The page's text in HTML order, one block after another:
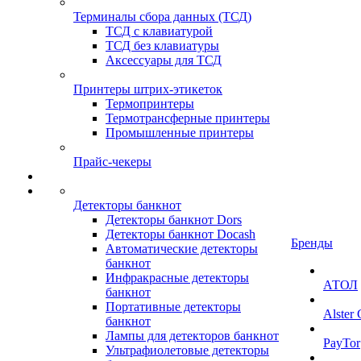
Терминалы сбора данных (ТСД)
ТСД с клавиатурой
ТСД без клавиатуры
Аксессуары для ТСД
Принтеры штрих-этикеток
Термопринтеры
Термотрансферные принтеры
Промышленные принтеры
Прайс-чекеры
Детекторы банкнот
Детекторы банкнот Dors
Детекторы банкнот Docash
Автоматические детекторы
банкнот
Инфракрасные детекторы
банкнот
Портативные детекторы
банкнот
Лампы для детекторов банкнот
Ультрафиолетовые детекторы
Бренды
АТОЛ
Alster
PayTor